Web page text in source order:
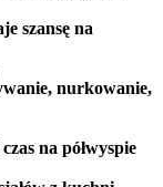
szansę na
, nurkowanie,
na półwyspie